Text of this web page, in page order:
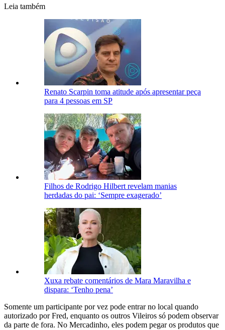
Leia também
Renato Scarpin toma atitude após apresentar peça
para 4 pessoas em SP
Filhos de Rodrigo Hilbert revelam manias
herdadas do pai: ‘Sempre exagerado’
Xuxa rebate comentários de Mara Maravilha e
dispara: ‘Tenho pena’
Somente um participante por vez pode entrar no local quando
autorizado por Fred, enquanto os outros Vileiros só podem observar
da parte de fora. No Mercadinho, eles podem pegar os produtos que